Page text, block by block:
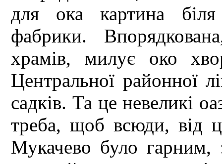
для ока картина біля
фабрики.
храмів, милує око
Центральної районної
садків. Та це невеликі
треба, щоб всюди, від
Мукачево було гарним,